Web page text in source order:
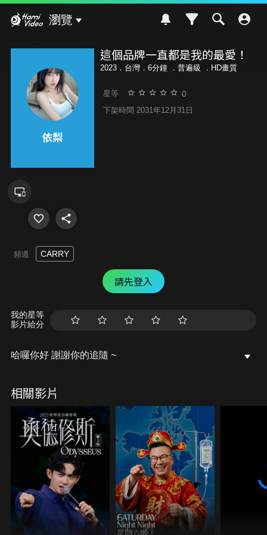
瀏覽
這個品牌一直都是我的最愛！
2023．台灣．6分鐘 ． 普遍級 ．HD畫質
星等 0
下架時間 2031年12月31日
頻道 CARRY
請先登入
我的星等
影片給分
哈囉你好 謝謝你的追隨 ~
相關影片